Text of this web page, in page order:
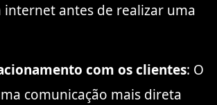
internet antes de realizar uma
com os clientes: O
comunicação mais direta